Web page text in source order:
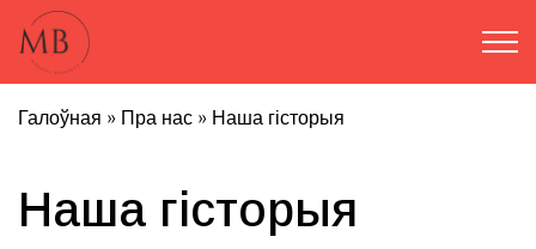
Галоўная » Пра нас » Наша гісторыя
Наша гісторыя